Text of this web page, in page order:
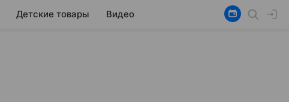
Детские товары Видео